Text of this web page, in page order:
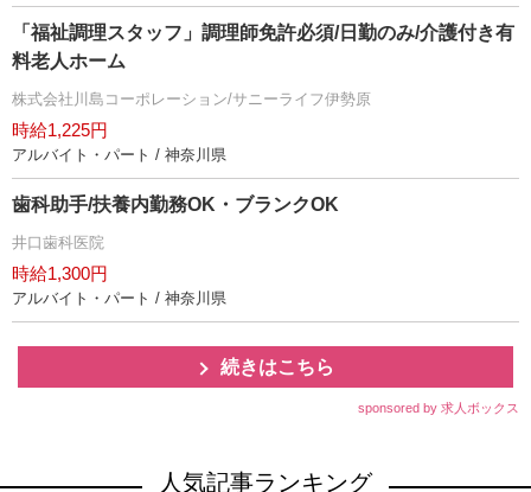
「福祉調理スタッフ」調理師免許必須/日勤のみ/介護付き有
料老人ホーム
株式会社川島コーポレーション/サニーライフ伊勢原
時給1,225円
アルバイト・パート / 神奈川県
歯科助手/扶養内勤務OK・ブランクOK
井口歯科医院
時給1,300円
アルバイト・パート / 神奈川県
続きはこちら
sponsored by 求人ボックス
人気記事ランキング